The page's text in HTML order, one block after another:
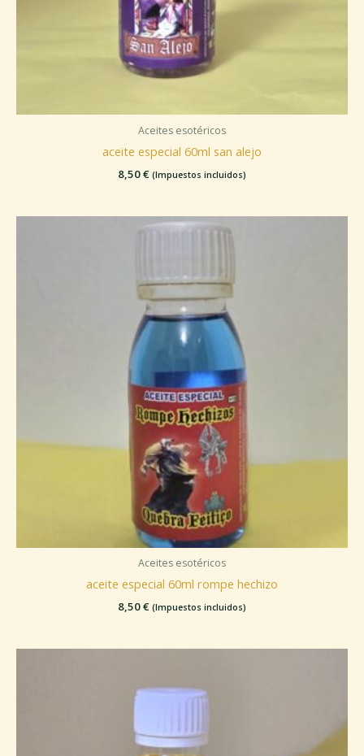
Aceites esotéricos
aceite especial 60ml san alejo
8,50€ (Impuestos incluidos)
Aceites esotéricos
aceite especial 60ml rompe hechizo
8,50€ (Impuestos incluidos)